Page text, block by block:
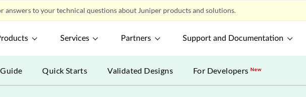
answers to your technical questions about Juniper products and solutions.
Services Partners Support and Documentation
Quick Starts Validated Designs For DevelopersNew